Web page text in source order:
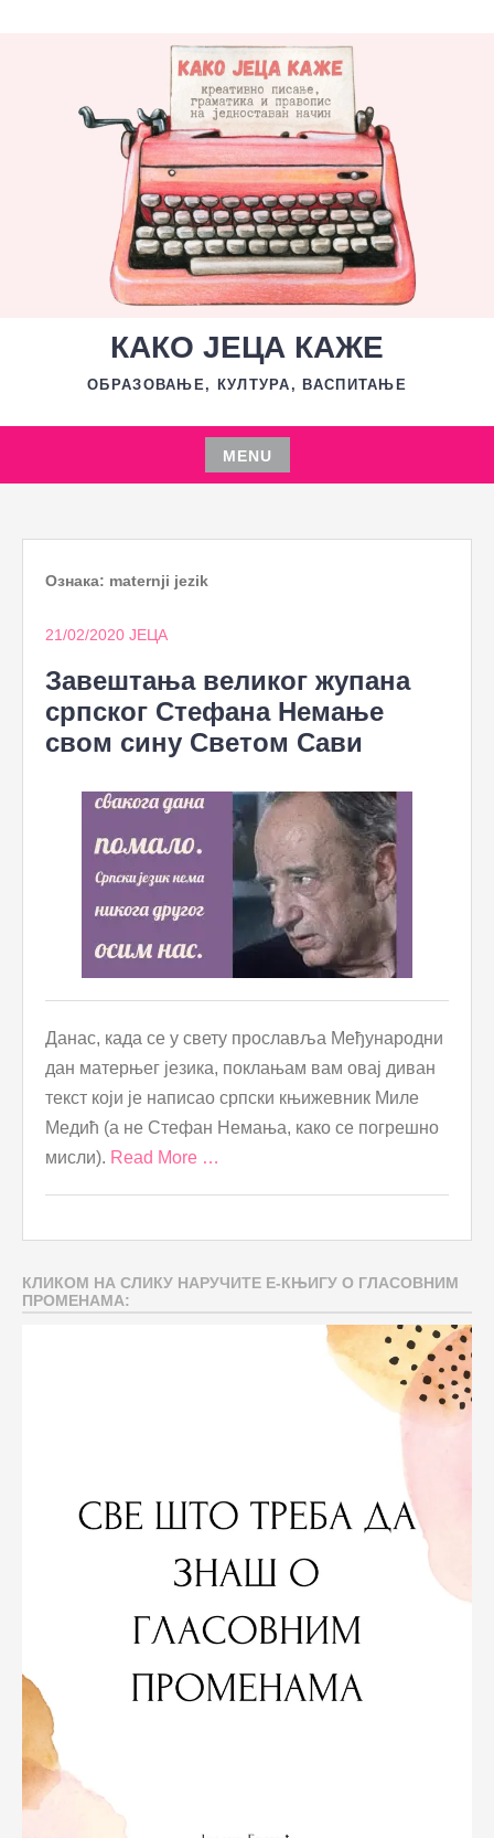
КАКО ЈЕЦА КАЖЕ
ОБРАЗОВАЊЕ, КУЛТУРА, ВАСПИТАЊЕ
MENU
Skip
content
Ознака: maternji jezik
21/02/2020 ЈЕЦА
Завештања великог жупана
српског Стефана Немање
свом сину Светом Сави
Данас, када се у свету прославља Међународни
дан матерњег језика, поклањам вам овај диван
текст који је написао српски књижевник Миле
Медић (а не Стефан Немања, како се погрешно
мисли). Read More …
КЛИКОМ НА СЛИКУ НАРУЧИТЕ Е-КЊИГУ О ГЛАСОВНИМ
ПРОМЕНАМА: